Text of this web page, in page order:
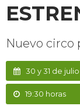
Nuevo circo
30 y 31 de julio
19:30 horas